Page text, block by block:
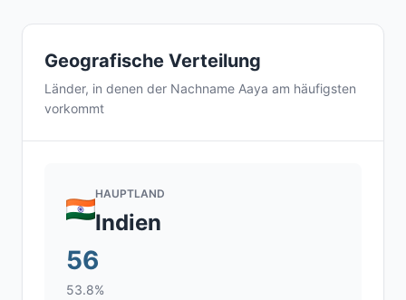
Geografische Verteilung
Länder, in denen der Nachname Aaya am häufigsten
vorkommt
HAUPTLAND
Indien
56
53.8%